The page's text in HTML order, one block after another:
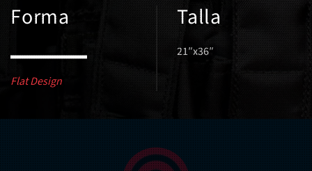
Forma
Flat Design
Talla
21″x36″